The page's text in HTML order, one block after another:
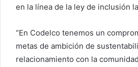
en la línea de la ley de inclusión
“En Codelco tenemos un
metas de ambición de
relacionamiento con la